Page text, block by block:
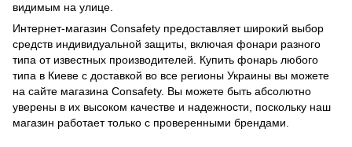
видимым на улице.
Интернет-магазин Consafety предоставляет широкий выбор
средств индивидуальной защиты, включая фонари разного
типа от известных производителей. Купить фонарь любого
типа в Киеве с доставкой во все регионы Украины вы можете
на сайте магазина Consafety. Вы можете быть абсолютно
уверены в их высоком качестве и надежности, поскольку наш
магазин работает только с проверенными брендами.